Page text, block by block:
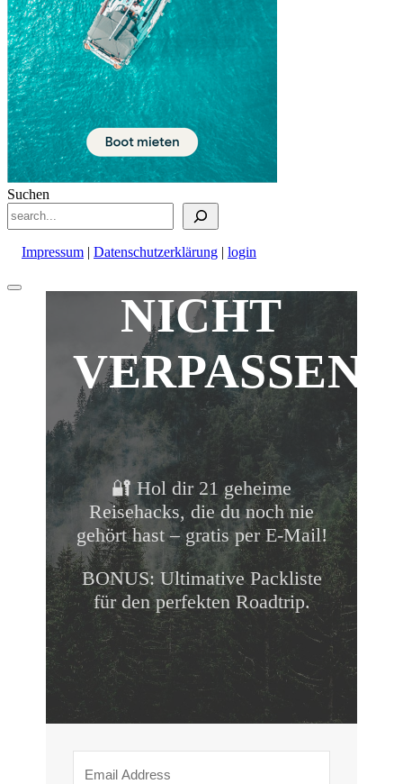
Suchen
Impressum | Datenschutzerklärung | login
Nach
NICHT
VERPASSEN!
🔐 Hol dir 21 geheime
Reisehacks, die du noch nie
gehört hast – gratis per E-Mail!
BONUS: Ultimative Packliste
für den perfekten Roadtrip.